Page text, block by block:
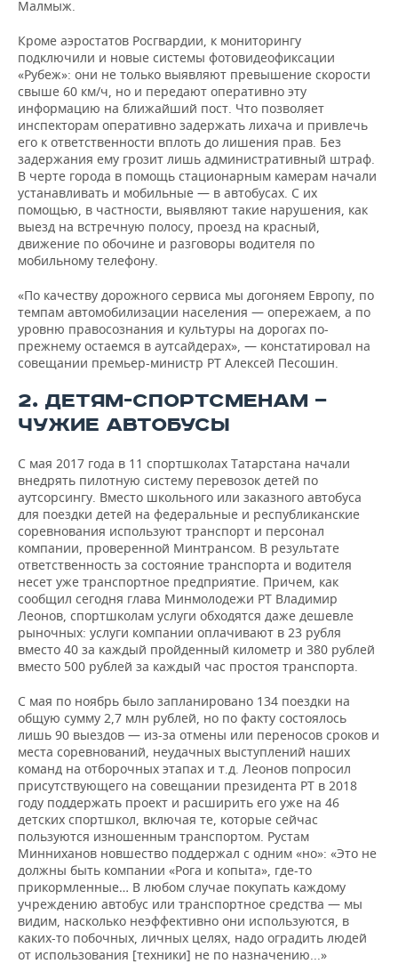
Малмыж.
Кроме аэростатов Росгвардии, к мониторингу
подключили и новые системы фотовидеофиксации
«Рубеж»: они не только выявляют превышение скорости
свыше 60 км/ч, но и передают оперативно эту
информацию на ближайший пост. Что позволяет
инспекторам оперативно задержать лихача и привлечь
его к ответственности вплоть до лишения прав. Без
задержания ему грозит лишь административный штраф.
В черте города в помощь стационарным камерам начали
устанавливать и мобильные — в автобусах. С их
помощью, в частности, выявляют такие нарушения, как
выезд на встречную полосу, проезд на красный,
движение по обочине и разговоры водителя по
мобильному телефону.
«По качеству дорожного сервиса мы догоняем Европу, по
темпам автомобилизации населения — опережаем, а по
уровню правосознания и культуры на дорогах по-
прежнему остаемся в аутсайдерах», — констатировал на
совещании премьер-министр РТ Алексей Песошин.
2. ДЕТЯМ-СПОРТСМЕНАМ —
ЧУЖИЕ АВТОБУСЫ
С мая 2017 года в 11 спортшколах Татарстана начали
внедрять пилотную систему перевозок детей по
аутсорсингу. Вместо школьного или заказного автобуса
для поездки детей на федеральные и республиканские
соревнования используют транспорт и персонал
компании, проверенной Минтрансом. В результате
ответственность за состояние транспорта и водителя
несет уже транспортное предприятие. Причем, как
сообщил сегодня глава Минмолодежи РТ Владимир
Леонов, спортшколам услуги обходятся даже дешевле
рыночных: услуги компании оплачивают в 23 рубля
вместо 40 за каждый пройденный километр и 380 рублей
вместо 500 рублей за каждый час простоя транспорта.
С мая по ноябрь было запланировано 134 поездки на
общую сумму 2,7 млн рублей, но по факту состоялось
лишь 90 выездов — из-за отмены или переносов сроков и
места соревнований, неудачных выступлений наших
команд на отборочных этапах и т.д. Леонов попросил
присутствующего на совещании президента РТ в 2018
году поддержать проект и расширить его уже на 46
детских спортшкол, включая те, которые сейчас
пользуются изношенным транспортом. Рустам
Минниханов новшество поддержал с одним «но»: «Это не
должны быть компании «Рога и копыта», где-то
прикормленные… В любом случае покупать каждому
учреждению автобус или транспортное средства — мы
видим, насколько неэффективно они используются, в
каких-то побочных, личных целях, надо оградить людей
от использования [техники] не по назначению...»